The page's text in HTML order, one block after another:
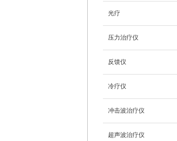
光疗
压力治疗仪
反馈仪
冷疗仪
冲击波治疗仪
超声波治疗仪